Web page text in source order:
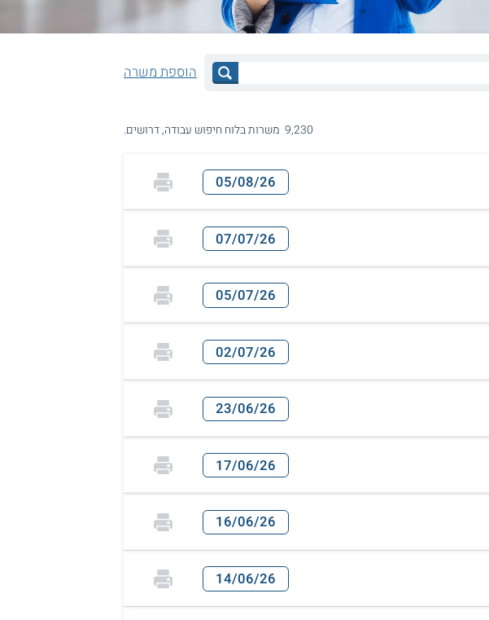
הוספת משרה
9,230 משרות בלוח חיפוש עבודה, דרושים.
05/08/26
07/07/26
05/07/26
02/07/26
23/06/26
17/06/26
16/06/26
14/06/26